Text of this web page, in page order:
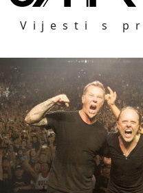
Vijesti s